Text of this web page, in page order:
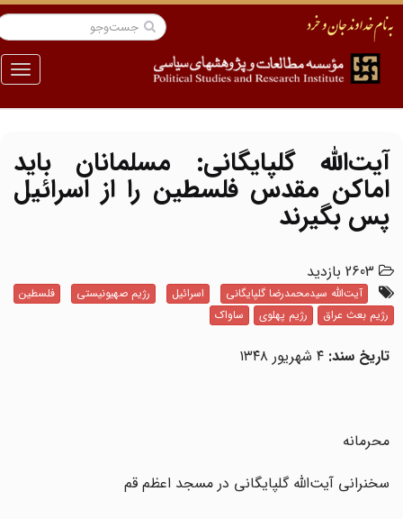
منو
آیت‌الله گلپایگانی: مسلمانان باید
اماکن مقدس فلسطین را از اسرائیل
پس بگیرند
2603 بازدید
آیت‌الله سیدمحمدرضا گلپایگانی اسرائیل رژیم صهیونیستی
فلسطین
رژیم بعث عراق
رژیم پهلوی ساواک
تاریخ سند:۴ شهریور ۱۳۴۸
محرمانه
سخنرانى آیت‌الله گلپایگانى در مسجد اعظم قم